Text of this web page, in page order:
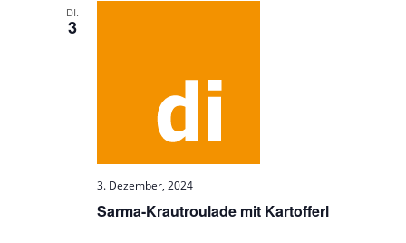
DI.
3
Sarma-Krautroulade mit Kartofferl
3. Dezember, 2024